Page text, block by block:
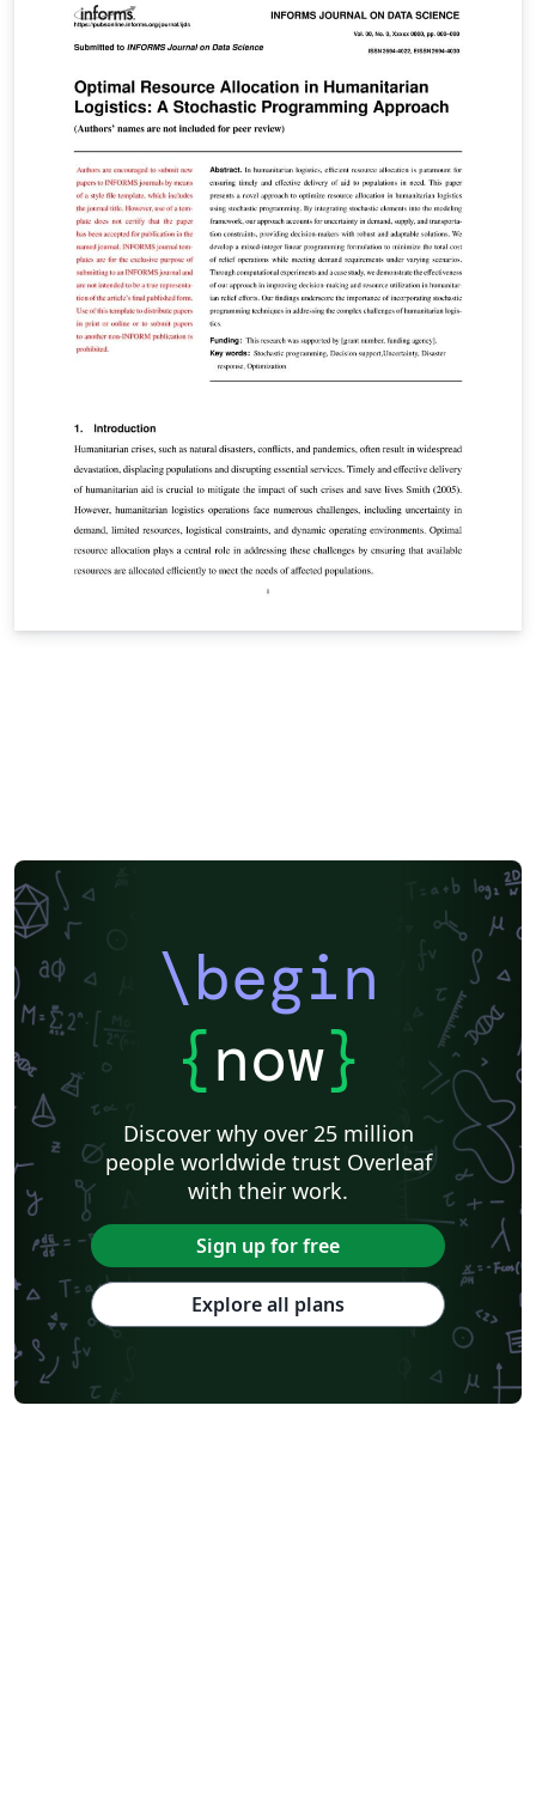
\begin
{now}
Discover why over 25 million
people worldwide trust Overleaf
with their work.
Sign up for free
Explore all plans